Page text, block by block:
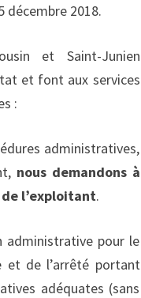
décembre 2018.
et Saint-Junien
et font aux services
:
administratives,
nous demandons à
l’exploitant.
administrative pour le
et de l’arrêté portant
adéquates (sans